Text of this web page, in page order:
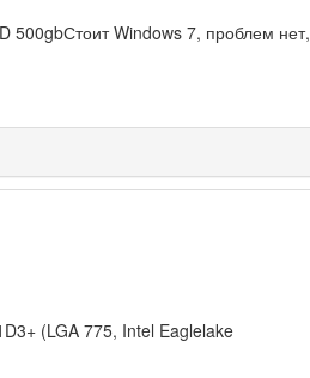
500gbСтоит Windows 7, проблем нет,
(LGA 775, Intel Eaglelake